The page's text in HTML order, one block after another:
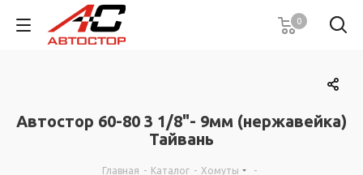
0
Автостор 60-80 3 1/8"- 9мм (нержавейка)
Тайвань
Главная - Каталог - Хомуты
-